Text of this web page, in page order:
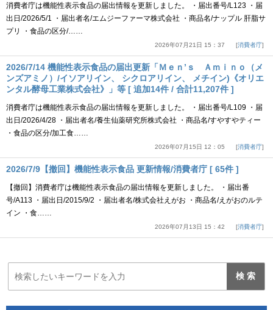
消費者庁は機能性表示食品の届出情報を更新しました。 ・届出番号/L123 ・届
出日/2026/5/1 ・届出者名/エムジーファーマ株式会社 ・商品名/ナップル 肝脂サ
プリ ・食品の区分/……
2026年07月21日 15：37 消費者庁
2026/7/14 機能性表示食品の届出更新「Ｍｅｎ’ｓ Ａｍｉｎｏ（メ
ンズアミノ）/イソアリイン、 シクロアリイン、 メチイン)《オリエ
ンタル酵母工業株式会社》」等 [ 追加14件 / 合計11,207件 ]
消費者庁は機能性表示食品の届出情報を更新しました。 ・届出番号/L109 ・届
出日/2026/4/28 ・届出者名/養生仙薬研究所株式会社 ・商品名/すやすやティー
・食品の区分/加工食……
2026年07月15日 12：05 消費者庁
2026/7/9【撤回】機能性表示食品 更新情報/消費者庁 [ 65件 ]
【撤回】消費者庁は機能性表示食品の届出情報を更新しました。 ・届出番
号/A113 ・届出日/2015/9/2 ・届出者名/株式会社えがお ・商品名/えがおのルテ
イン ・食……
2026年07月13日 15：42 消費者庁